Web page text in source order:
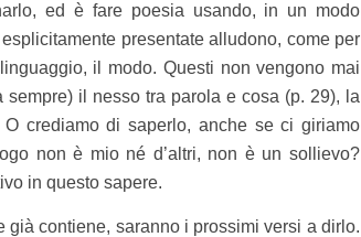
ed è fare poesia usando, in un modo
presentate alludono, come per
il modo. Questi non vengono mai
il nesso tra parola e cosa (p. 29), la
crediamo di saperlo, anche se ci giriamo
non è mio né d’altri, non è un sollievo?
in questo sapere.
già contiene, saranno i prossimi versi a dirlo.